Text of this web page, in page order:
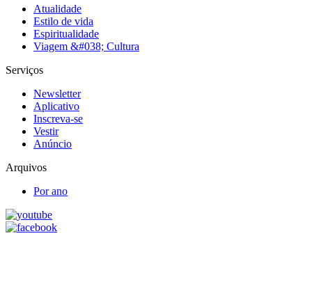
Atualidade
Estilo de vida
Espiritualidade
Viagem &#038; Cultura
Serviços
Newsletter
Aplicativo
Inscreva-se
Vestir
Anúncio
Arquivos
Por ano